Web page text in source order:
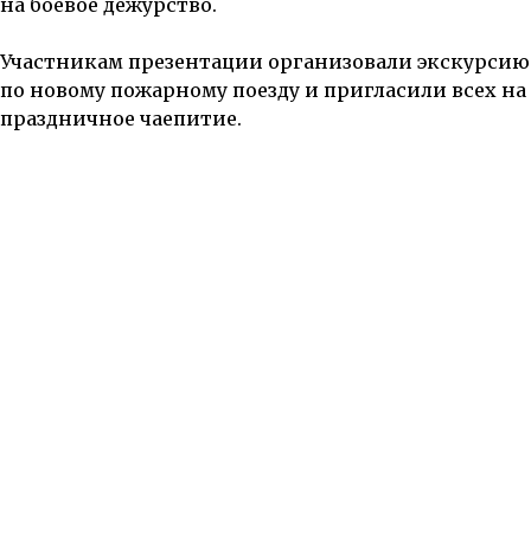
Участникам презентации организовали экскурсию
по новому пожарному поезду и пригласили всех на
праздничное чаепитие.